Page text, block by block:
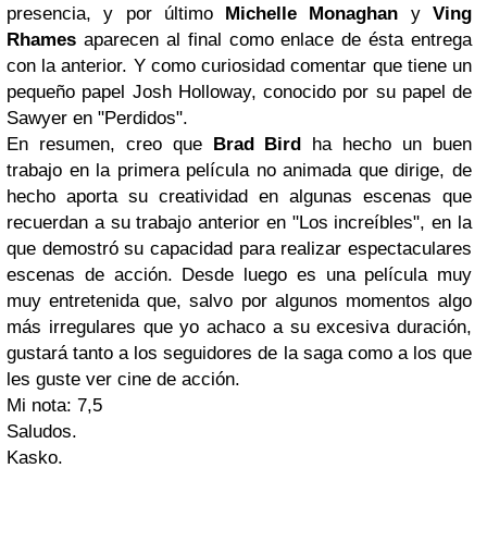
presencia, y por último Michelle Monaghan yVing
Rhames aparecen al final como enlace de ésta entrega
con la anterior. Y como curiosidad comentar que tiene un
pequeño papel Josh Holloway, conocido por su papel de
Sawyer en "Perdidos".
En resumen, creo que Brad Bird ha hecho un buen
trabajo en la primera película no animada que dirige, de
hecho aporta su creatividad en algunas escenas que
recuerdan a su trabajo anterior en "Los increíbles", en la
que demostró su capacidad para realizar espectaculares
escenas de acción. Desde luego es una película muy
muy entretenida que, salvo por algunos momentos algo
más irregulares que yo achaco a su excesiva duración,
gustará tanto a los seguidores de la saga como a los que
les guste ver cine de acción.
Mi nota: 7,5
Saludos.
Kasko.